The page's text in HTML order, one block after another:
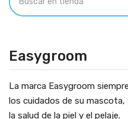
Easygroom
La marca Easygroom
los cuidados de su
la salud de la piel y el pelaje.